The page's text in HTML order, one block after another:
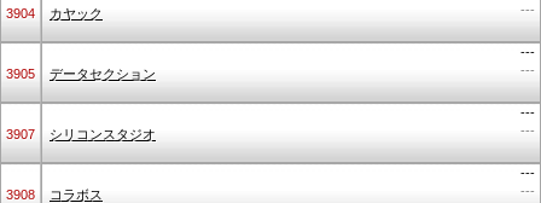
3904 カヤック
---
3905 データセクション
---
---
3907 シリコンスタジオ
---
---
3908 コラボス
---
---